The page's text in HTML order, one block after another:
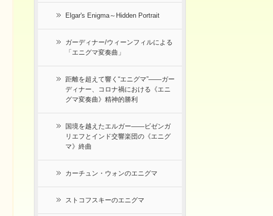
Elgar's Enigma～Hidden Portrait
ガーディナー/ウィーンフィルによる
「エニグマ変奏曲」
距離を超えて響く“エニグマ”――ガー
ディナー、コロナ禍における《エニ
グマ変奏曲》精神的勝利
国境を越えたエルガー――ビゼンガ
リエフとインド交響楽団の《エニグ
マ》終曲
カーチュン・ウォンのエニグマ
ストコフスキーのエニグマ